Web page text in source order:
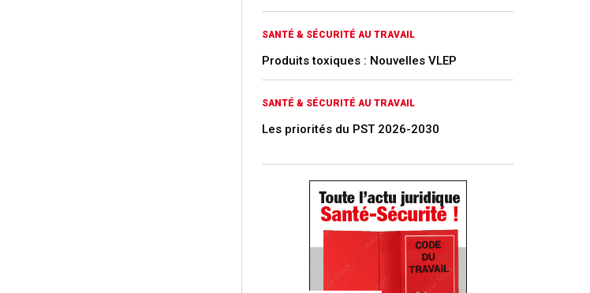
SANTÉ & SÉCURITÉ AU TRAVAIL
Produits toxiques : Nouvelles VLEP
SANTÉ & SÉCURITÉ AU TRAVAIL
Les priorités du PST 2026-2030